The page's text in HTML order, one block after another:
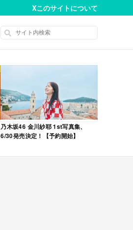
Xこのサイトについて
乃木坂46 金川紗耶 1st写真集、
6/30発売決定！【予約開始】